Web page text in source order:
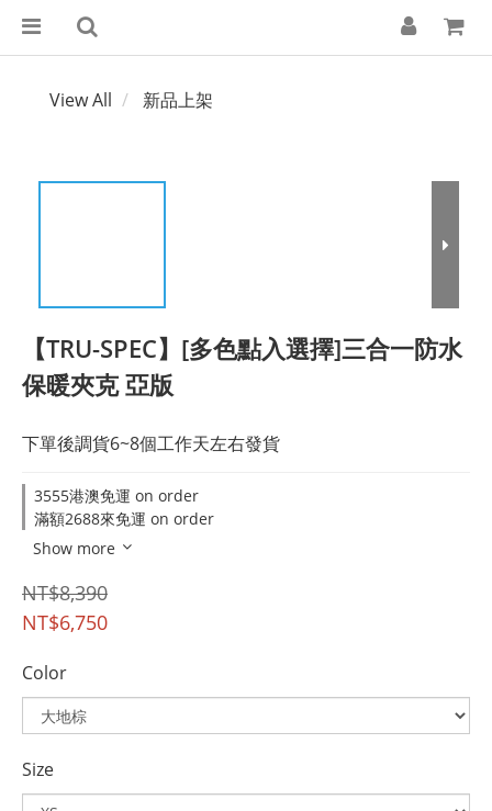
View All 新品上架
【TRU-SPEC】[多色點入選擇]三合一防水
保暖夾克 亞版
下單後調貨6~8個工作天左右發貨
3555港澳免運 on order
滿額2688來免運 on order
Show more
NT$8,390
NT$6,750
Color
Size